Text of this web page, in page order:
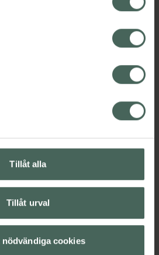
återkallat samtycke påverkar inte
som skett innan återkallelsen.
Tillåt alla
Tillåt urval
nödvändiga cookies
online i mobilen och på
bättre. Välkommen att prata